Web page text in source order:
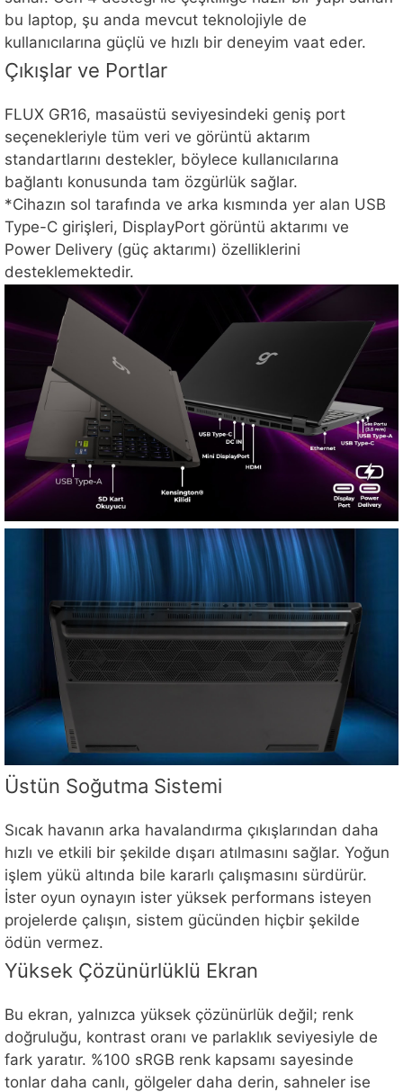
bu laptop, şu anda mevcut teknolojiyle de
kullanıcılarına güçlü ve hızlı bir deneyim vaat eder.
Çıkışlar ve Portlar
FLUX GR16, masaüstü seviyesindeki geniş port
seçenekleriyle tüm veri ve görüntü aktarım
standartlarını destekler, böylece kullanıcılarına
bağlantı konusunda tam özgürlük sağlar.
*Cihazın sol tarafında ve arka kısmında yer alan USB
Type-C girişleri, DisplayPort görüntü aktarımı ve
Power Delivery (güç aktarımı) özelliklerini
desteklemektedir.
Üstün Soğutma Sistemi
Sıcak havanın arka havalandırma çıkışlarından daha
hızlı ve etkili bir şekilde dışarı atılmasını sağlar. Yoğun
işlem yükü altında bile kararlı çalışmasını sürdürür.
İster oyun oynayın ister yüksek performans isteyen
projelerde çalışın, sistem gücünden hiçbir şekilde
ödün vermez.
Yüksek Çözünürlüklü Ekran
Bu ekran, yalnızca yüksek çözünürlük değil; renk
doğruluğu, kontrast oranı ve parlaklık seviyesiyle de
fark yaratır. %100 sRGB renk kapsamı sayesinde
tonlar daha canlı, gölgeler daha derin, sahneler ise